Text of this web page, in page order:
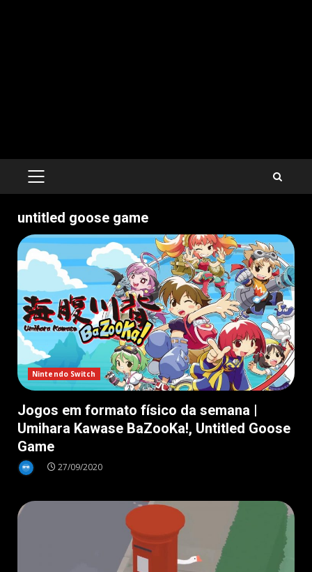
PRIMARY
untitled goose game
Nintendo Switch
Jogos em formato físico da semana |
Umihara Kawase BaZooKa!, Untitled Goose
Game
27/09/2020